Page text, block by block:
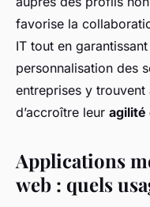
favorise la
IT tout en
personnalisation des
entreprises y
d’accroître leur agilité
Applications
web : quels